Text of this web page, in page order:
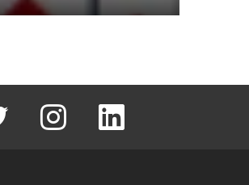
T instagram Linkedin Fal